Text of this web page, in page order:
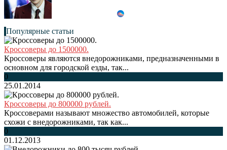
Популярные статьи
Кроссоверы до 1500000.
Кроссоверы являются внедорожниками, предназначенными в
основном для городской езды, так...
0
25.01.2014
Кроссоверы до 800000 рублей.
Кроссоверами называют множество автомобилей, которые
схожи с внедорожниками, так как...
0
01.12.2013